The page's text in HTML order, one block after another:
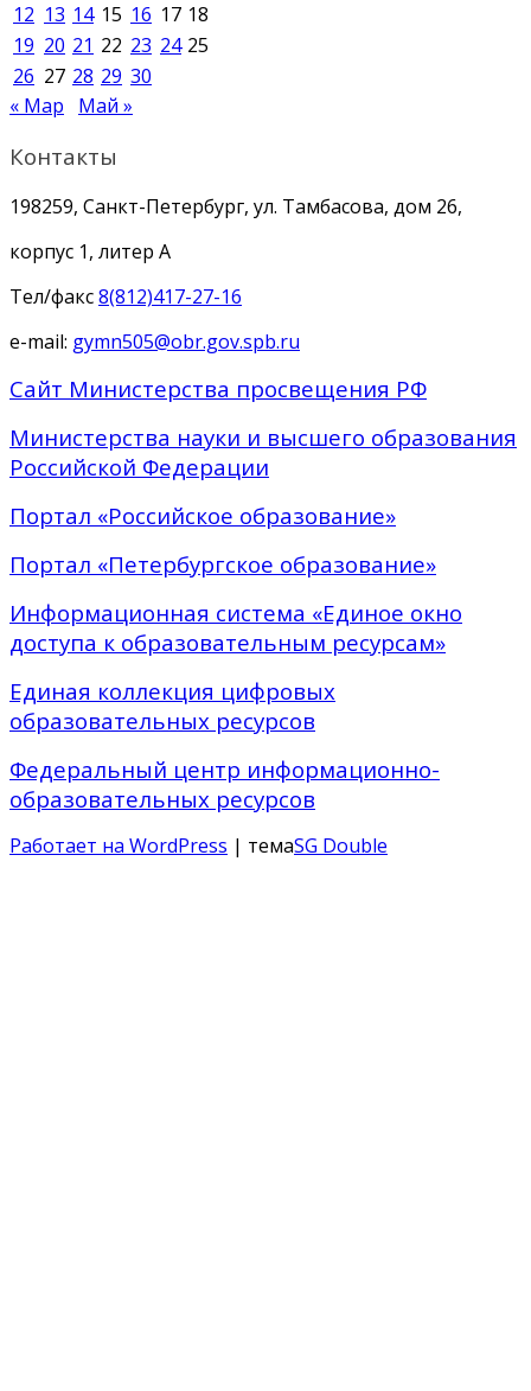
12 13 14 15 16 17 18
19 20 21 22 23 24 25
26 27 28 29 30
« Мар
Май »
Контакты
198259, Санкт-Петербург, ул. Тамбасова, дом 26,
корпус 1, литер А
Тел/факс8(812)417-27-16
e-mail: gymn505@obr.gov.spb.ru
Сайт Министерства просвещения РФ
Министерства науки и высшего образования
Российской Федерации
Портал «Российское образование»
Портал «Петербургское образование»
Информационная система «Единое окно
доступа к образовательным ресурсам»
Единая коллекция цифровых
образовательных ресурсов
Федеральный центр информационно-
образовательных ресурсов
Работает на WordPress | темаSG Double